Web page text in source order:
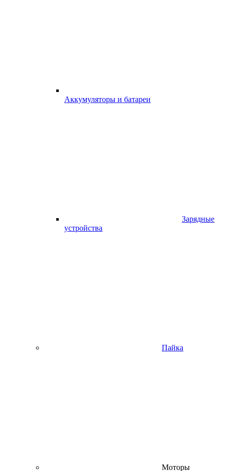
Аккумуляторы и батареи
Зарядные
устройства
Пайка
Моторы